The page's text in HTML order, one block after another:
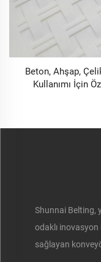
Beton, Ahşap,
Kullanımı İçin
Shunnai Belting,
odaklı
sağlayan